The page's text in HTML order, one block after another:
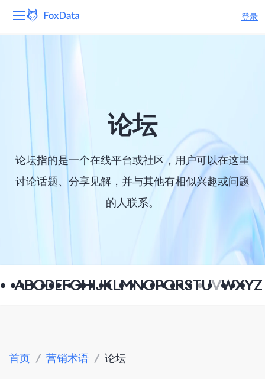
登录
解决方案 论坛
论坛指的是一个在线平台或社区，用户可以在这里
讨论话题、分享见解，并与其他有相似兴趣或问题
的人联系。
ABCDEFGHIJKLMNOPQRSTUVWXYZ
首页 / 营销术语 / 论坛